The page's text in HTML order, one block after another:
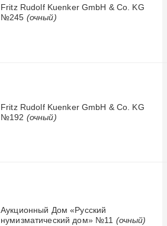
Fritz Rudolf Kuenker GmbH & Co. KG
№245 (очный)
Fritz Rudolf Kuenker GmbH & Co. KG
№192 (очный)
Аукционный Дом «Русский
нумизматический дом» №11 (очный)